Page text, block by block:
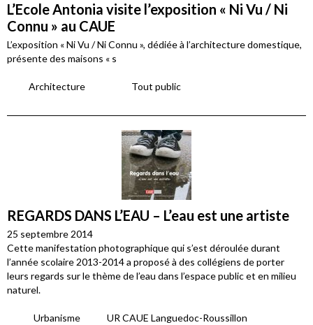
L’Ecole Antonia visite l’exposition « Ni Vu / Ni
Connu » au CAUE
L’exposition « Ni Vu / Ni Connu », dédiée à l’architecture domestique,
présente des maisons « s
Architecture Tout public
REGARDS DANS L’EAU – L’eau est une artiste
25 septembre 2014
Cette manifestation photographique qui s’est déroulée durant
l’année scolaire 2013-2014 a proposé à des collégiens de porter
leurs regards sur le thème de l’eau dans l’espace public et en milieu
naturel.
Urbanisme
UR CAUE Languedoc-Roussillon